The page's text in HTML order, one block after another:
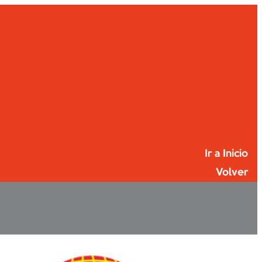
Ir a Inicio
Volver